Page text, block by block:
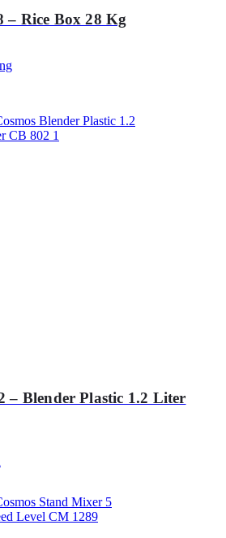
– Rice Box 28 Kg
– Blender Plastic 1.2 Liter